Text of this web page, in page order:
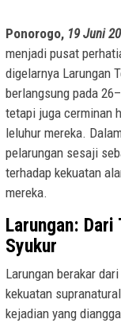
Ponorogo, 19 Juni
menjadi pusat
digelarnya Larungan
berlangsung pada
tetapi juga cerminan
leluhur mereka.
pelarungan sesaji
terhadap kekuatan
mereka.
Larungan:
Syukur
Larungan berakar
kekuatan
kejadian yang